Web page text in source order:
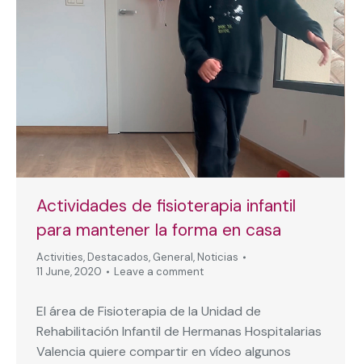
Actividades de fisioterapia infantil
para mantener la forma en casa
Activities, Destacados, General, Noticias
11 June, 2020
Leave a comment
El área de Fisioterapia de la Unidad de
Rehabilitación Infantil de Hermanas Hospitalarias
Valencia quiere compartir en vídeo algunos